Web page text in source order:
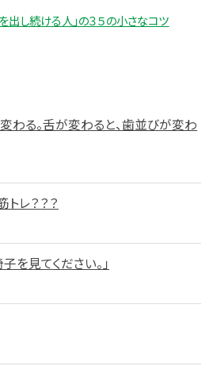
出し続ける人」の３５の小さなコツ
わる。舌が変わると、歯並びが変わ
レ？？？
を見てください。」